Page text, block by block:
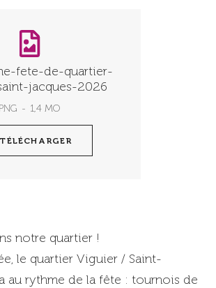
fete-de-quartier-
jacques-2026
1,4 MO
TÉLÉCHARGER
notre quartier !
le quartier Viguier / Saint-
au rythme de la fête : tournois de